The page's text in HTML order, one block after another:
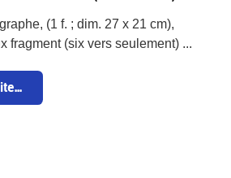
(1 f. ; dim. 27 x 21 cm),
fragment (six vers seulement) ...